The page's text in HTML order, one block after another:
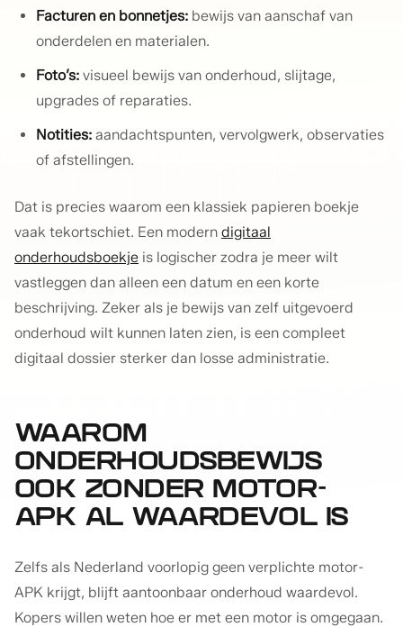
Facturen en bonnetjes: bewijs van aanschaf van
onderdelen en materialen.
Foto’s: visueel bewijs van onderhoud, slijtage,
upgrades of reparaties.
Notities: aandachtspunten, vervolgwerk, observaties
of afstellingen.
Dat is precies waarom een klassiek papieren boekje
vaak tekortschiet. Een modern digitaal
onderhoudsboekje is logischer zodra je meer wilt
vastleggen dan alleen een datum en een korte
beschrijving. Zeker als je bewijs van zelf uitgevoerd
onderhoud wilt kunnen laten zien, is een compleet
digitaal dossier sterker dan losse administratie.
WAAROM
ONDERHOUDSBEWIJS
OOK ZONDER MOTOR-
APK AL WAARDEVOL IS
Zelfs als Nederland voorlopig geen verplichte motor-
APK krijgt, blijft aantoonbaar onderhoud waardevol.
Kopers willen weten hoe er met een motor is omgegaan.